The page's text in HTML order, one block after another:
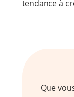
tendance à
Que